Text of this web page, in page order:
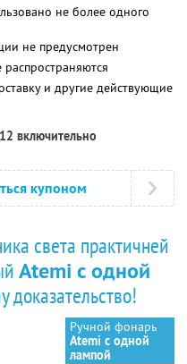
не более одного
не предусмотрен
и другие действующие
включительно
купоном
света практичней
Atemi с одной
доказательство!
Ручной фонарь
Atemi с одной
лампой